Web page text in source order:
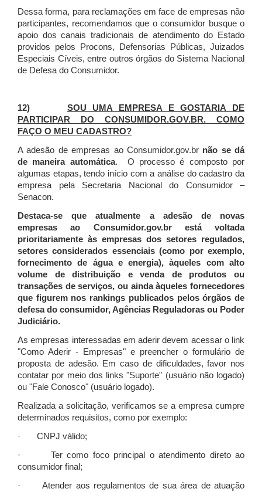
Dessa forma, para reclamações em face de empresas não
participantes, recomendamos que o consumidor busque o
apoio dos canais tradicionais de atendimento do Estado
providos pelos Procons, Defensorias Públicas, Juizados
Especiais Cíveis, entre outros órgãos do Sistema Nacional
de Defesa do Consumidor.
12) SOU UMA EMPRESA E GOSTARIA DE
PARTICIPAR DO CONSUMIDOR.GOV.BR. COMO
FAÇO O MEU CADASTRO?
A adesão de empresas ao Consumidor.gov.br não se dá
de maneira automática. O processo é composto por
algumas etapas, tendo início com a análise do cadastro da
empresa pela Secretaria Nacional do Consumidor –
Senacon.
Destaca-se que atualmente a adesão de novas
empresas ao Consumidor.gov.br está voltada
prioritariamente às empresas dos setores regulados,
setores considerados essenciais (como por exemplo,
fornecimento de água e energia), àqueles com alto
volume de distribuição e venda de produtos ou
transações de serviços, ou ainda àqueles fornecedores
que figurem nos rankings publicados pelos órgãos de
defesa do consumidor, Agências Reguladoras ou Poder
Judiciário.
As empresas interessadas em aderir devem acessar o link
"Como Aderir - Empresas" e preencher o formulário de
proposta de adesão. Em caso de dificuldades, favor nos
contatar por meio dos links "Suporte" (usuário não logado)
ou "Fale Conosco" (usuário logado).
Realizada a solicitação, verificamos se a empresa cumpre
determinados requisitos, como por exemplo:
· CNPJ válido;
· Ter como foco principal o atendimento direto ao
consumidor final;
· Atender aos regulamentos de sua área de atuação